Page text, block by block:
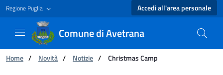
Regione Puglia Accedi all'area personale
Comune di Avetrana
Ti trovi in:
Home / Novità / Notizie / Christmas Camp